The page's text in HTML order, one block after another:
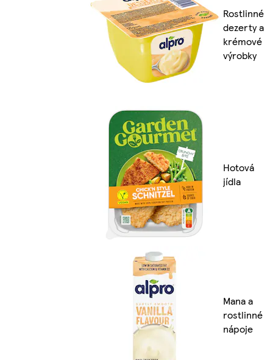
Rostlinné
dezerty a
krémové
výrobky
Hotová
jídla
Mana a
rostlinné
nápoje